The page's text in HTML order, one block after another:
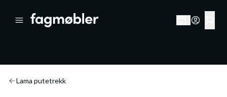
Lama putetrekk